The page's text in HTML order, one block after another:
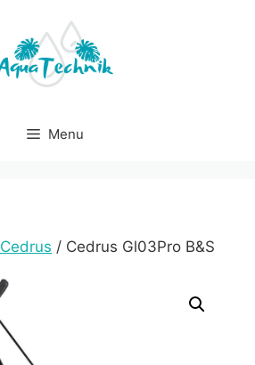
Menu
Cedrus / Cedrus Gl03Pro B&S